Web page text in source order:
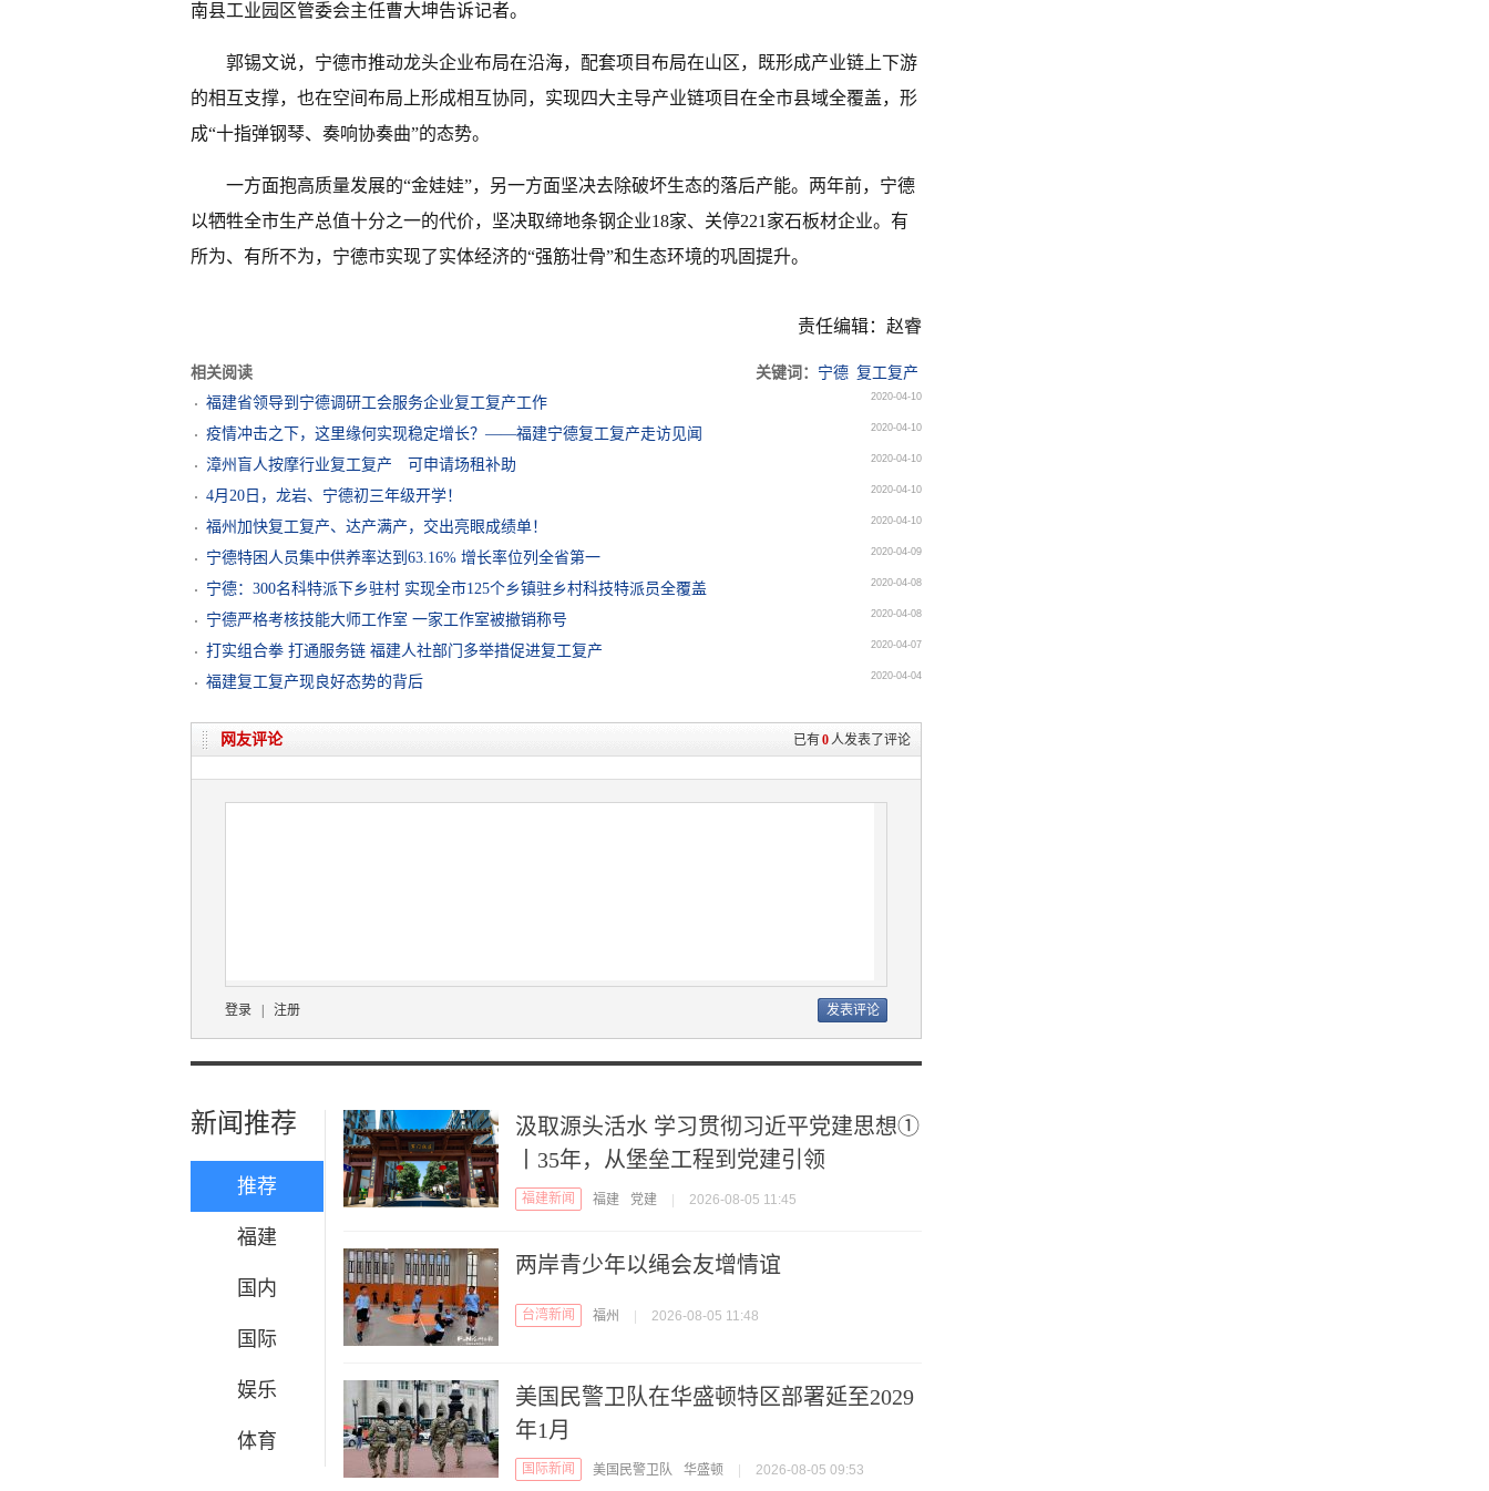
南县工业园区管委会主任曹大坤告诉记者。
郭锡文说，宁德市推动龙头企业布局在沿海，配套项目布局在山区，既形成产业链上下游
的相互支撑，也在空间布局上形成相互协同，实现四大主导产业链项目在全市县域全覆盖，形
成“十指弹钢琴、奏响协奏曲”的态势。
一方面抱高质量发展的“金娃娃”，另一方面坚决去除破坏生态的落后产能。两年前，宁德
以牺牲全市生产总值十分之一的代价，坚决取缔地条钢企业18家、关停221家石板材企业。有
所为、有所不为，宁德市实现了实体经济的“强筋壮骨”和生态环境的巩固提升。
责任编辑：赵睿
相关阅读 关键词： 宁德 复工复产
福建省领导到宁德调研工会服务企业复工复产工作
2020-04-10
疫情冲击之下，这里缘何实现稳定增长？——福建宁德复工复产走访见闻 2020-04-10
漳州盲人按摩行业复工复产 可申请场租补助 2020-04-10
4月20日，龙岩、宁德初三年级开学！ 2020-04-10
福州加快复工复产、达产满产，交出亮眼成绩单！ 2020-04-10
宁德特困人员集中供养率达到63.16% 增长率位列全省第一 2020-04-09
宁德：300名科特派下乡驻村 实现全市125个乡镇驻乡村科技特派员全覆盖 2020-04-08
宁德严格考核技能大师工作室 一家工作室被撤销称号 2020-04-08
打实组合拳 打通服务链 福建人社部门多举措促进复工复产 2020-04-07
福建复工复产现良好态势的背后 2020-04-04
已有0人发表了评论
网友评论
登录 注册
新闻推荐
推荐
福建
国内
国际
娱乐
体育
汲取源头活水 学习贯彻习近平党建思想①
丨35年，从堡垒工程到党建引领
福建新闻 福建 党建 2026-08-05 11:45
两岸青少年以绳会友增情谊
台湾新闻 福州 2026-08-05 11:48
美国民警卫队在华盛顿特区部署延至2029
年1月
国际新闻 美国民警卫队 华盛顿 2026-08-05 09:53